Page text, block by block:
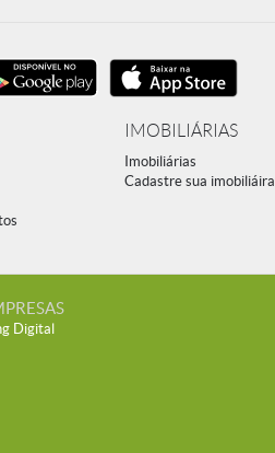
IMOBILIÁRIAS
Imobiliárias
Cadastre sua imobiliáira
Digital